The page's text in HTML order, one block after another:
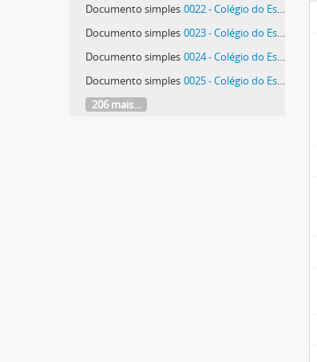
Documento simples 0022 - Colégio do Espírito Santo, espaços exteriores
Documento simples 0023 - Colégio do Espírito Santo, espaços exteriores
Documento simples 0024 - Colégio do Espírito Santo, Claustro
Documento simples 0025 - Colégio do Espírito Santo, Claustro
206 mais...